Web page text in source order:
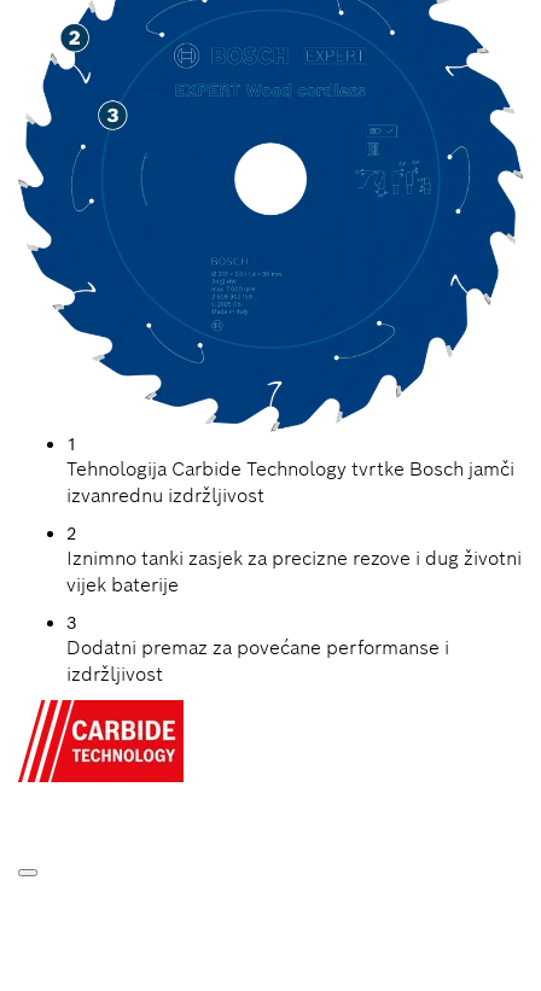
1
Tehnologija Carbide Technology tvrtke Bosch jamči
izvanrednu izdržljivost
2
Iznimno tanki zasjek za precizne rezove i dug životni
vijek baterije
3
Dodatni premaz za povećane performanse i
izdržljivost